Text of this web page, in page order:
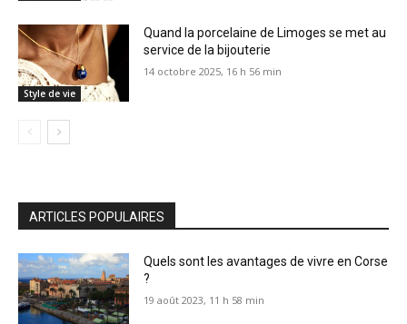
Style de vie
Quand la porcelaine de Limoges se met au
service de la bijouterie
14 octobre 2025, 16 h 56 min
ARTICLES POPULAIRES
Quels sont les avantages de vivre en Corse
?
19 août 2023, 11 h 58 min